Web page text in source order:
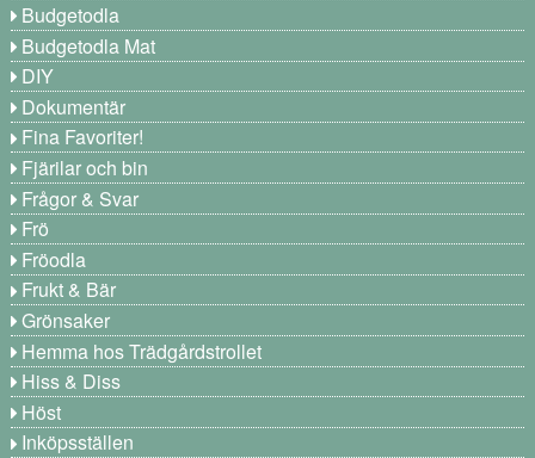
Budgetodla
Budgetodla Mat
DIY
Dokumentär
Fina Favoriter!
Fjärilar och bin
Frågor & Svar
Frö
Fröodla
Frukt & Bär
Grönsaker
Hemma hos Trädgårdstrollet
Hiss & Diss
Höst
Inköpsställen